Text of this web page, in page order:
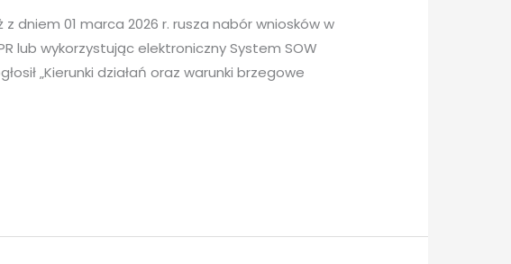
dniem 01 marca 2026 r. rusza nabór wniosków w
lub wykorzystując elektroniczny System SOW
„Kierunki działań oraz warunki brzegowe